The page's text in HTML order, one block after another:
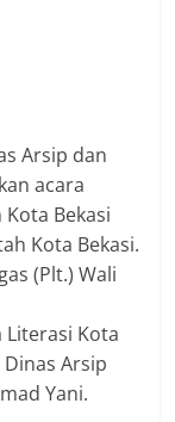
Arsip dan
acara
Bekasi
Kota Bekasi.
(Plt.) Wali
Kota
Arsip
Yani.